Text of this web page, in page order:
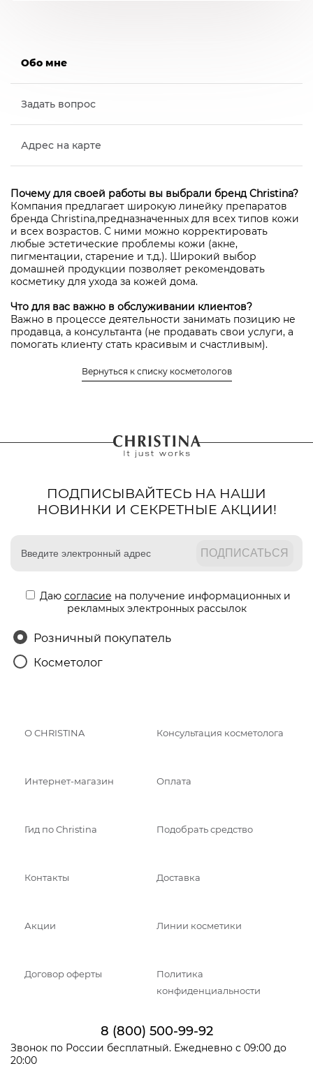
Обо мне
Задать вопрос
Адрес на карте
Почему для своей работы вы выбрали бренд Christina?
Компания предлагает широкую линейку препаратов
бренда Christina,предназначенных для всех типов кожи
и всех возрастов. С ними можно корректировать
любые эстетические проблемы кожи (акне,
пигментации, старение и т.д.). Широкий выбор
домашней продукции позволяет рекомендовать
косметику для ухода за кожей дома.
Что для вас важно в обслуживании клиентов?
Важно в процессе деятельности занимать позицию не
продавца, а консультанта (не продавать свои услуги, а
помогать клиенту стать красивым и счастливым).
Екатерина ВладимировнаВернуться к списку косметологов
ПОДПИСЫВАЙТЕСЬ НА НАШИ
НОВИНКИ И СЕКРЕТНЫЕ АКЦИИ!
Даю согласие на получение информационных и
рекламных электронных рассылок
Розничный покупатель
Косметолог
О CHRISTINA Консультация косметолога
Интернет-магазин Оплата
Гид по Christina Подобрать средство
Контакты Доставка
Акции Линии косметики
Договор оферты
Политика
конфиденциальности
8 (800) 500-99-92
Звонок по России бесплатный. Ежедневно с 09:00 до
20:00